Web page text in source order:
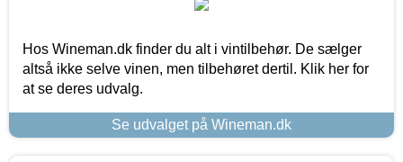
Hos Wineman.dk finder du alt i vintilbehør. De sælger
altså ikke selve vinen, men tilbehøret dertil. Klik her for
at se deres udvalg.
Se udvalget på Wineman.dk